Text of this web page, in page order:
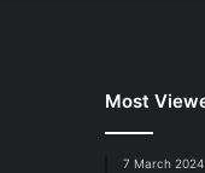
Most
7 March 2024